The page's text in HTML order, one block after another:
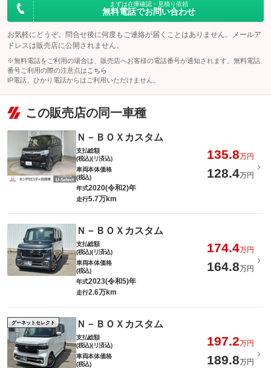
まずは在庫確認・見積り依頼
無料電話でお問い合わせ
お気軽にどうぞ。問合せ後に何度もご連絡が届くことはありません。メールア
ドレスは販売店に公開されません。
※無料電話をご利用の場合は、販売店へお客様の電話番号が通知されます。無料電話
番号ご利用の際の注意点は こちら
IP電話、ひかり電話からはご利用いただけません。
この販売店の同一車種
Ｎ－ＢＯＸカスタム
支払総額
(税込)(リ済込)
135.8万円
車両本体価格
(税込)
128.4万円
年式2020(令和2)年
走行5.7万km
Ｎ－ＢＯＸカスタム
支払総額
(税込)(リ済込)
174.4万円
車両本体価格
(税込)
164.8万円
年式2023(令和5)年
走行2.6万km
グーネットセレクト Ｎ－ＢＯＸカスタム
支払総額
(税込)(リ済込)
197.2万円
車両本体価格
(税込)
189.8万円